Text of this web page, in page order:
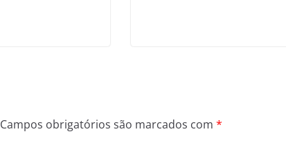
Campos obrigatórios são marcados com *